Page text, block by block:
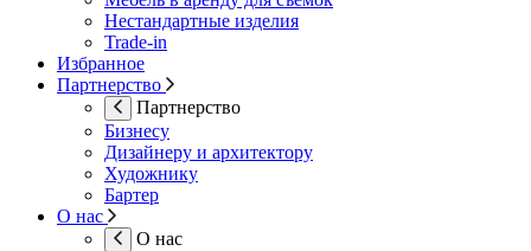
Нестандартные изделия
Trade-in
Избранное
Партнерство
Партнерство
Бизнесу
Дизайнеру и архитектору
Художнику
Бартер
О нас
О нас